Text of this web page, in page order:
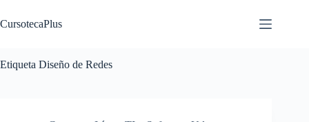
al
contenido
CursotecaPlus
Etiqueta Diseño de Redes